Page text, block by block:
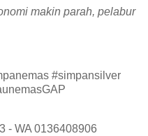
makin parah, pelabur
#simpansilver
- WA 0136408906